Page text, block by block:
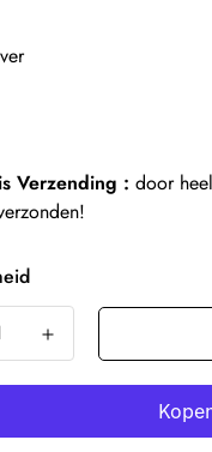
Verzending : door